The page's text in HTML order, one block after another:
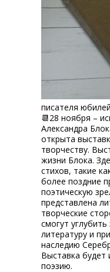
писателя
📆28 ноября –
Александра
открыта
творчеству.
жизни Блока.
стихов, такие
более поздние
поэтическую
представлена
творческие
смогут
литературу и
наследию
Выставка будет
поэзию.